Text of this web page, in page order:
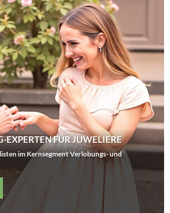
EXPERTEN FÜR JUWELIERE
im Kernsegment Verlobungs- und